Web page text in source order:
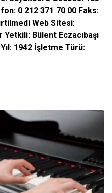
0 212 371 70 00 Faks:
Web Sitesi:
Yetkili: Bülent Eczacıbaşı
1942 İşletme Türü: